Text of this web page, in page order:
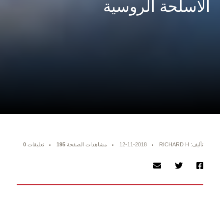
الأسلحة الروسية
تأليف: RICHARD H 12-11-2018 مشاهدات الصفحة 195 تعليقات 0